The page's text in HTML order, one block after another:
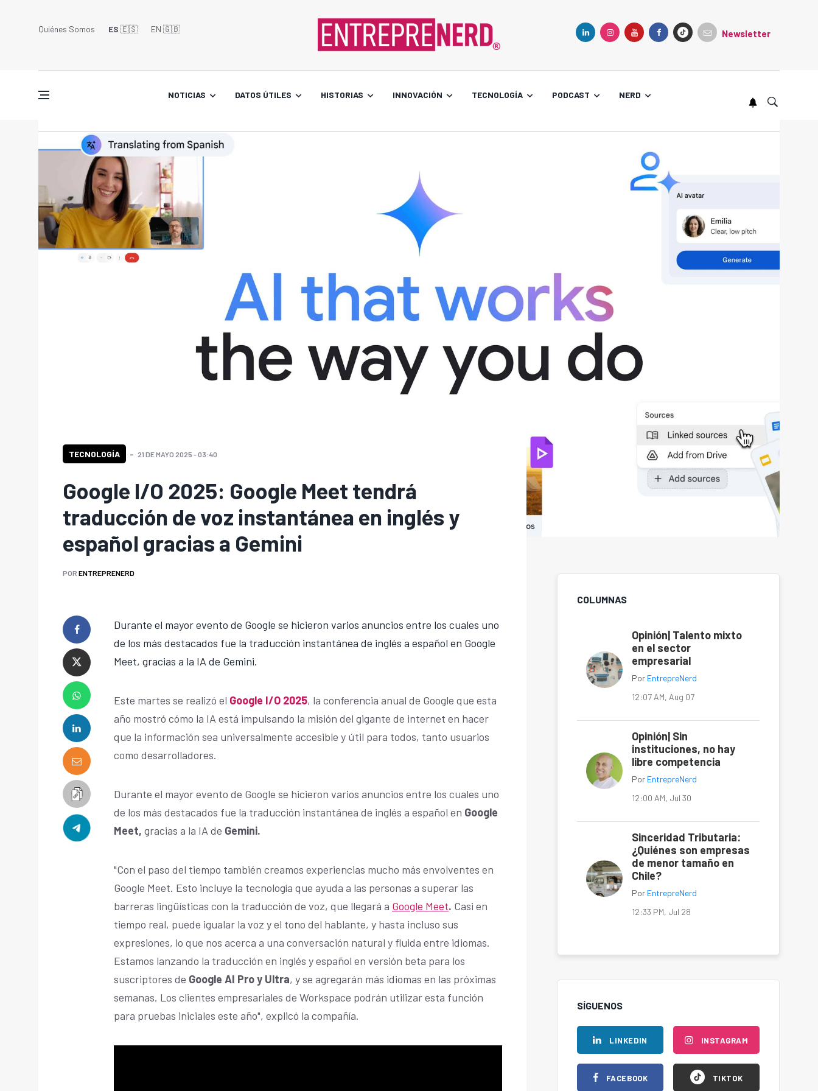
Quiénes Somos ES 🇪🇸 EN 🇬🇧󠁢󠁥󠁮󠁧󠁿 Newsletter
NOTICIAS DATOS ÚTILES HISTORIAS INNOVACIÓN TECNOLOGÍA PODCAST NERD
TECNOLOGÍA 21 DE MAYO 2025 - 03:40
Google I/O 2025: Google Meet tendrá
traducción de voz instantánea en inglés y
español gracias a Gemini
POR ENTREPRENERD
Durante el mayor evento de Google se hicieron varios anuncios entre los cuales uno
de los más destacados fue la traducción instantánea de inglés a español en Google
Meet, gracias a la IA de Gemini.
Este martes se realizó el Google I/O 2025, la conferencia anual de Google que esta
año mostró cómo la IA está impulsando la misión del gigante de internet en hacer
que la información sea universalmente accesible y útil para todos, tanto usuarios
como desarrolladores.
Durante el mayor evento de Google se hicieron varios anuncios entre los cuales uno
de los más destacados fue la traducción instantánea de inglés a español en Google
Meet, gracias a la IA de Gemini.
"Con el paso del tiempo también creamos experiencias mucho más envolventes en
Google Meet. Esto incluye la tecnología que ayuda a las personas a superar las
barreras lingüísticas con la traducción de voz, que llegará a Google Meet. Casi en
tiempo real, puede igualar la voz y el tono del hablante, y hasta incluso sus
expresiones, lo que nos acerca a una conversación natural y fluida entre idiomas.
Estamos lanzando la traducción en inglés y español en versión beta para los
suscriptores de Google AI Pro y Ultra, y se agregarán más idiomas en las próximas
semanas. Los clientes empresariales de Workspace podrán utilizar esta función
para pruebas iniciales este año", explicó la compañía.
COLUMNAS
Opinión| Talento mixto
en el sector
empresarial
Por EntrepreNerd
12:07 AM, Aug 07
Opinión| Sin
instituciones, no hay
libre competencia
Por EntrepreNerd
12:00 AM, Jul 30
Sinceridad Tributaria:
¿Quiénes son empresas
de menor tamaño en
Chile?
Por EntrepreNerd
12:33 PM, Jul 28
SÍGUENOS
LINKEDIN
FACEBOOK
INSTAGRAM
TIKTOK